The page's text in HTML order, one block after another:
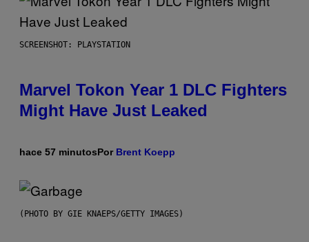
SCREENSHOT: PLAYSTATION
Marvel Tokon Year 1 DLC Fighters
Might Have Just Leaked
hace 57 minutosPor Brent Koepp
(PHOTO BY GIE KNAEPS/GETTY IMAGES)